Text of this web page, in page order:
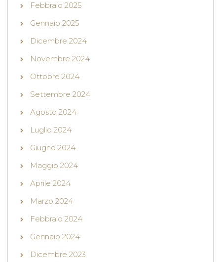
Febbraio 2025
Gennaio 2025
Dicembre 2024
Novembre 2024
Ottobre 2024
Settembre 2024
Agosto 2024
Luglio 2024
Giugno 2024
Maggio 2024
Aprile 2024
Marzo 2024
Febbraio 2024
Gennaio 2024
Dicembre 2023